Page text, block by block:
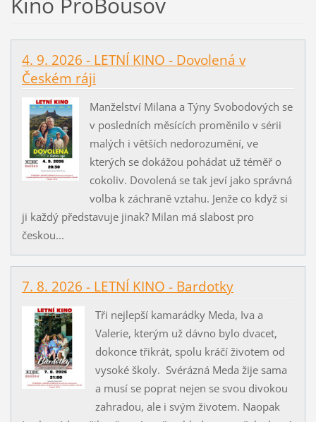
4. 9. 2026 - LETNÍ KINO - Dovolená v
Českém ráji
Manželství Milana a Týny Svobodových se
v posledních měsících proměnilo v sérii
malých i větších nedorozumění, ve
kterých se dokážou pohádat už téměř o
cokoliv. Dovolená se tak jeví jako správná
volba k záchraně vztahu. Jenže co když si
ji každý představuje jinak? Milan má slabost pro
českou...
7. 8. 2026 - LETNÍ KINO - Bardotky
Tři nejlepší kamarádky Meda, Iva a
Valerie, kterým už dávno bylo dvacet,
dokonce třikrát, spolu kráčí životem od
vysoké školy. Svérázná Meda žije sama
a musí se poprat nejen se svou divokou
zahradou, ale i svým životem. Naopak